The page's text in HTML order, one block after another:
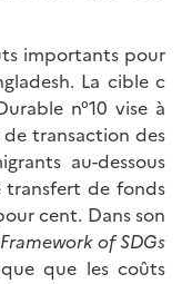
importants pour
La cible c
n°10 vise à
de transaction des
au-dessous
transfert de fonds
cent. Dans son
of SDGs
que les coûts